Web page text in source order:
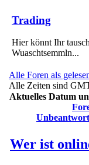
Trading
Hier könnt Ihr
Wuaschtsemmln...
Alle Foren als
Alle Zeiten sind
Aktuelles Datum
Wer ist